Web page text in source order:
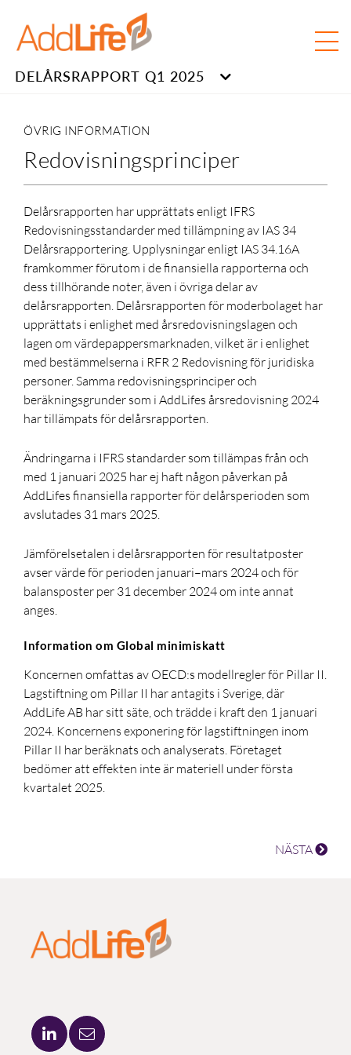
DELÅRSRAPPORT Q1 2025
ÖVRIG INFORMATION
Redovisningsprinciper
Delårsrapporten har upprättats enligt IFRS
Redovisningsstandarder med tillämpning av IAS 34
Delårsrapportering. Upplysningar enligt IAS 34.16A
framkommer förutom i de finansiella rapporterna och
dess tillhörande noter, även i övriga delar av
delårsrapporten. Delårsrapporten för moderbolaget har
upprättats i enlighet med årsredovisningslagen och
lagen om värdepappersmarknaden, vilket är i enlighet
med bestämmelserna i RFR 2 Redovisning för juridiska
personer. Samma redovisningsprinciper och
beräkningsgrunder som i AddLifes årsredovisning 2024
har tillämpats för delårsrapporten.
Ändringarna i IFRS standarder som tillämpas från och
med 1 januari 2025 har ej haft någon påverkan på
AddLifes finansiella rapporter för delårsperioden som
avslutades 31 mars 2025.
Jämförelsetalen i delårsrapporten för resultatposter
avser värde för perioden januari–mars 2024 och för
balansposter per 31 december 2024 om inte annat
anges.
Information om Global minimiskatt
Koncernen omfattas av OECD:s modellregler för Pillar II.
Lagstiftning om Pillar II har antagits i Sverige, där
AddLife AB har sitt säte, och trädde i kraft den 1 januari
2024. Koncernens exponering för lagstiftningen inom
Pillar II har beräknats och analyserats. Företaget
bedömer att effekten inte är materiell under första
kvartalet 2025.
NÄSTA